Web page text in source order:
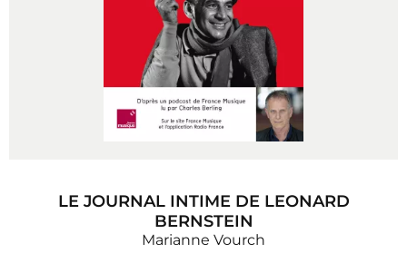
LE JOURNAL INTIME DE LEONARD
BERNSTEIN
Marianne Vourch